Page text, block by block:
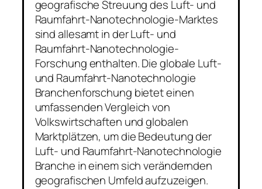
geografische Streuung des Luft- und
Raumfahrt-Nanotechnologie-Marktes
sind allesamt in der Luft- und
Raumfahrt-Nanotechnologie-
Forschung enthalten. Die globale Luft-
und Raumfahrt-Nanotechnologie
Branchenforschung bietet einen
umfassenden Vergleich von
Volkswirtschaften und globalen
Marktplätzen, um die Bedeutung der
Luft- und Raumfahrt-Nanotechnologie
Branche in einem sich verändernden
geografischen Umfeld aufzuzeigen.